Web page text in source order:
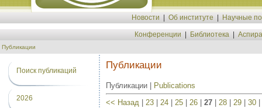
Новости Об институте Научные
Конференции Библиотека
Публикации
Поиск публикаций
2026
Публикации
Публикации | Publications
<< Назад
23 24 25 26 27 28 29 30